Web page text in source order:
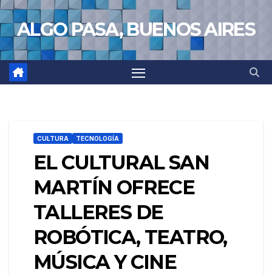
Saltar
al
contenido
ALGO PASA, BUENOS AIRES
CULTURA TECNOLOGÍA
EL CULTURAL SAN
MARTÍN OFRECE
TALLERES DE
ROBÓTICA, TEATRO,
MÚSICA Y CINE